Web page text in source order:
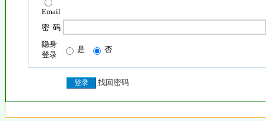
Email
密 码
隐身
登录
是 否
找回密码